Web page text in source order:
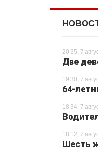
20:35, 7
Две
19:30, 7
64-
18:34, 7
18:12, 7
Шесть